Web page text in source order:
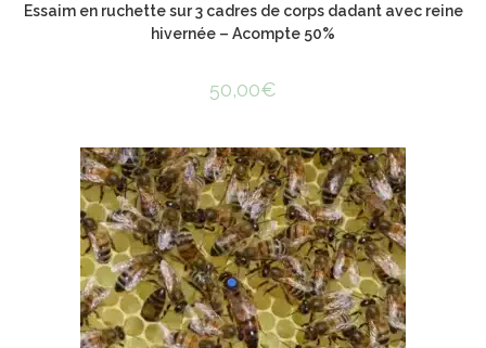
Essaim en ruchette sur 3 cadres de corps dadant avec reine
hivernée – Acompte 50%
50,00€